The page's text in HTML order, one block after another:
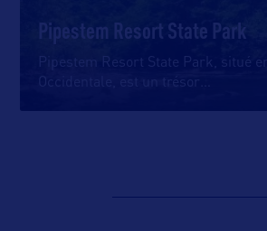
Pipestem Resort State Park
Pipestem Resort State Park, situé
Occidentale, est un trésor